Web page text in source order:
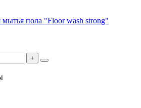
пола "Floor wash strong"